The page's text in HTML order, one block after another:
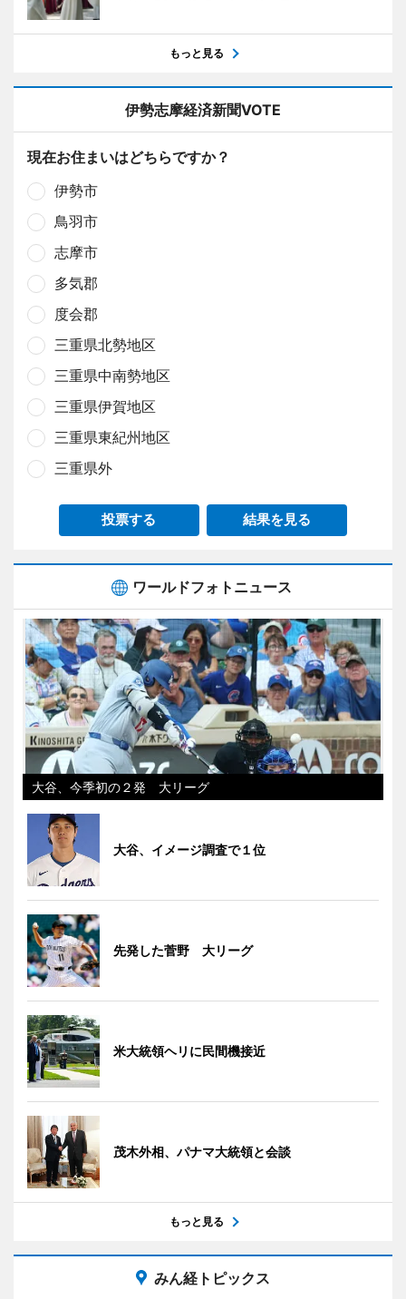
もっと見る
伊勢志摩経済新聞VOTE
現在お住まいはどちらですか？
伊勢市
鳥羽市
志摩市
多気郡
度会郡
三重県北勢地区
三重県中南勢地区
三重県伊賀地区
三重県東紀州地区
三重県外
投票する 結果を見る
ワールドフォトニュース
大谷、今季初の２発 大リーグ
大谷、イメージ調査で１位
先発した菅野 大リーグ
米大統領ヘリに民間機接近
茂木外相、パナマ大統領と会談
もっと見る
みん経トピックス